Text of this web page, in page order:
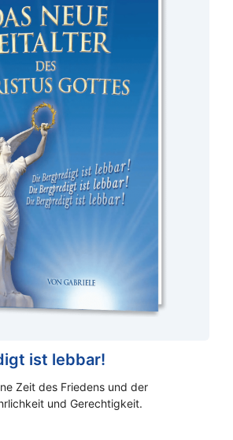
ist lebbar!
Zeit des Friedens und der
und Gerechtigkeit.